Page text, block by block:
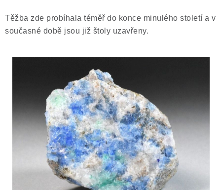
Těžba zde probíhala téměř do konce minulého století a v
současné době jsou již štoly uzavřeny.